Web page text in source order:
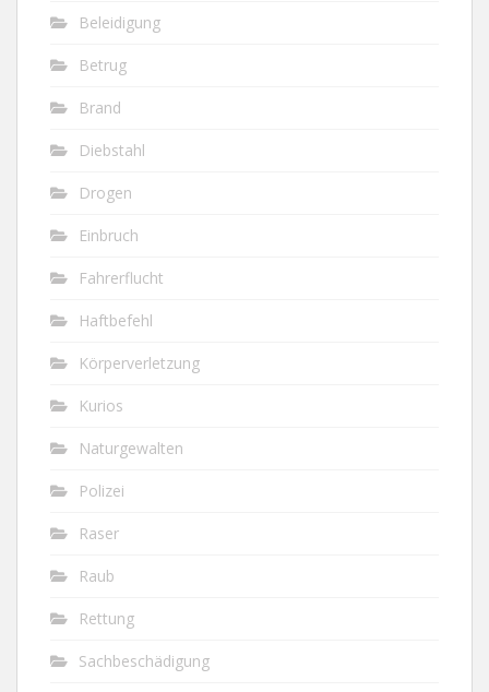
Beleidigung
Betrug
Brand
Diebstahl
Drogen
Einbruch
Fahrerflucht
Haftbefehl
Körperverletzung
Kurios
Naturgewalten
Polizei
Raser
Raub
Rettung
Sachbeschädigung